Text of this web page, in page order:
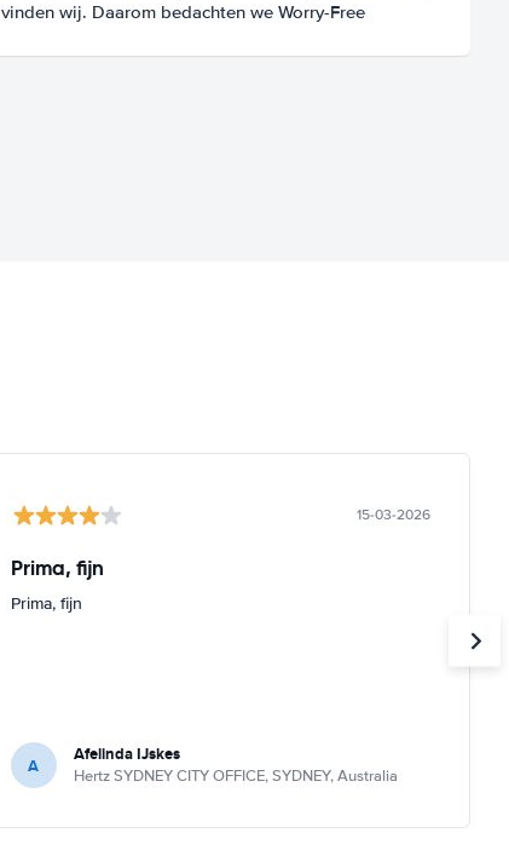
vinden wij. Daarom bedachten we Worry-Free
15-03-2026
Prima, fijn
Prima, fijn
A Afelinda IJskes
Hertz SYDNEY CITY OFFICE, SYDNEY, Australia